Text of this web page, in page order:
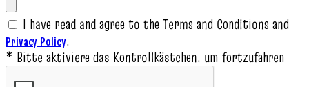
I have read and agree to the Terms and Conditions and
Privacy Policy.
* Bitte aktiviere das Kontrollkästchen, um fortzufahren